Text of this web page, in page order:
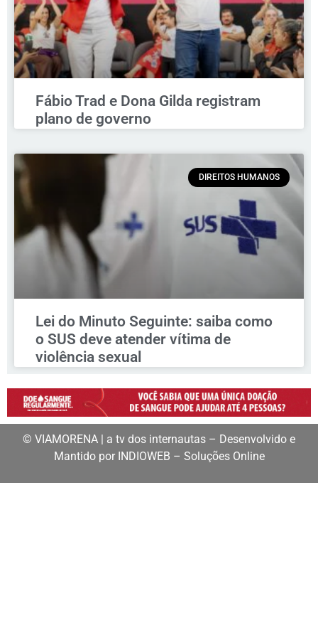
Fábio Trad e Dona Gilda registram
plano de governo
DIREITOS HUMANOS
Lei do Minuto Seguinte: saiba como
o SUS deve atender vítima de
violência sexual
© VIAMORENA | a tv dos internautas – Desenvolvido e
Mantido por INDIOWEB – Soluções Online